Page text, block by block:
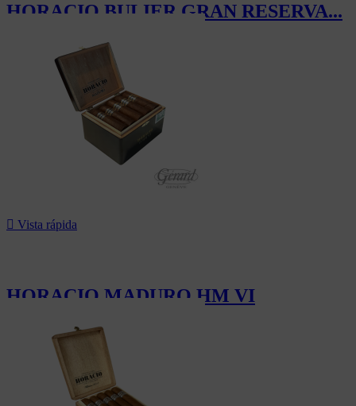
HORACIO BULIER GRAN RESERVA...
 Vista rápida
HORACIO MADURO HM VI
198,00 CHF